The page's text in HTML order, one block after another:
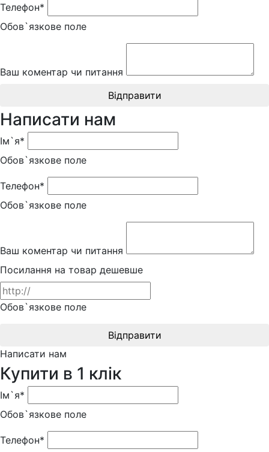
Телефон*
Обов`язкове поле
Ваш коментар чи питання
Відправити
Написати нам
Ім`я*
Обов`язкове поле
Телефон*
Обов`язкове поле
Ваш коментар чи питання
Посилання на товар дешевше
Обов`язкове поле
Відправити
Написати нам
Купити в 1 клік
Ім`я*
Обов`язкове поле
Телефон*